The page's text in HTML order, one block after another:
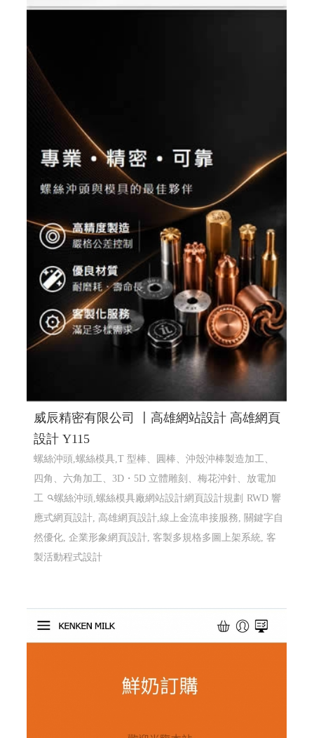
威辰精密有限公司 〡高雄網站設計 高雄網頁
設計 Y115
螺絲沖頭,螺絲模具,T 型棒、圓棒、沖殼沖棒製造加工、
四角、六角加工、3D・5D 立體雕刻、梅花沖針、放電加
工
螺絲沖頭,螺絲模具廠網站設計網頁設計規劃 RWD 響
應式網頁設計, 高雄網頁設計,線上金流串接服務, 關鍵字自
然優化, 企業形象網頁設計, 客製多規格多圖上架系統, 客
製活動程式設計